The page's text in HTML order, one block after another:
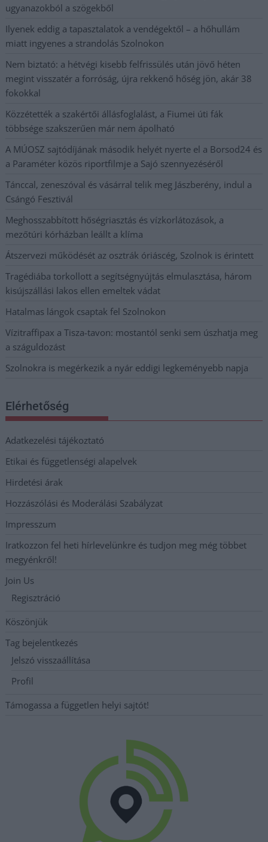
ugyanazokból a szögekből
Ilyenek eddig a tapasztalatok a vendégektől – a hőhullám
miatt ingyenes a strandolás Szolnokon
Nem biztató: a hétvégi kisebb felfrissülés után jövő héten
megint visszatér a forróság, újra rekkenő hőség jön, akár 38
fokokkal
Közzétették a szakértői állásfoglalást, a Fiumei úti fák
többsége szakszerűen már nem ápolható
A MÚOSZ sajtódíjának második helyét nyerte el a Borsod24 és
a Paraméter közös riportfilmje a Sajó szennyezéséről
Tánccal, zeneszóval és vásárral telik meg Jászberény, indul a
Csángó Fesztivál
Meghosszabbított hőségriasztás és vízkorlátozások, a
mezőtúri kórházban leállt a klíma
Átszervezi működését az osztrák óriáscég, Szolnok is érintett
Tragédiába torkollott a segítségnyújtás elmulasztása, három
kisújszállási lakos ellen emeltek vádat
Hatalmas lángok csaptak fel Szolnokon
Vízitraffipax a Tisza-tavon: mostantól senki sem úszhatja meg
a száguldozást
Szolnokra is megérkezik a nyár eddigi legkeményebb napja
Elérhetőség
Adatkezelési tájékoztató
Etikai és függetlenségi alapelvek
Hirdetési árak
Hozzászólási és Moderálási Szabályzat
Impresszum
Iratkozzon fel heti hírlevelünkre és tudjon meg még többet
megyénkről!
Join Us
Regisztráció
Köszönjük
Tag bejelentkezés
Jelszó visszaállítása
Profil
Támogassa a független helyi sajtót!